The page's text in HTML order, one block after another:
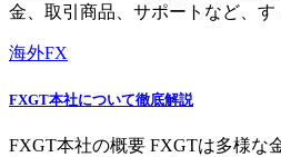
金、取引商品、サポートなど、す
海外FX
FXGT本社について徹底解説
FXGT本社の概要 FXGTは多様な